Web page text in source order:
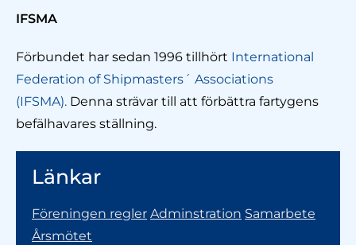
IFSMA
Förbundet har sedan 1996 tillhört International
Federation of Shipmasters´ Associations
(IFSMA). Denna strävar till att förbättra fartygens
befälhavares ställning.
Länkar
Föreningen regler Adminstration Samarbete
Årsmötet